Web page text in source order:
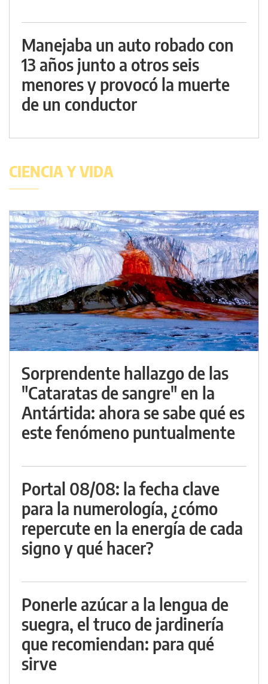
Manejaba un auto robado con
13 años junto a otros seis
menores y provocó la muerte
de un conductor
CIENCIA Y VIDA
Sorprendente hallazgo de las
"Cataratas de sangre" en la
Antártida: ahora se sabe qué es
este fenómeno puntualmente
Portal 08/08: la fecha clave
para la numerología, ¿cómo
repercute en la energía de cada
signo y qué hacer?
Ponerle azúcar a la lengua de
suegra, el truco de jardinería
que recomiendan: para qué
sirve